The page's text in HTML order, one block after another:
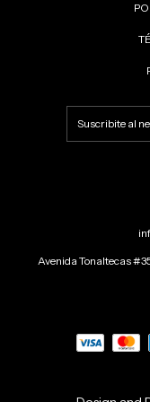
Avenida Tonaltecas